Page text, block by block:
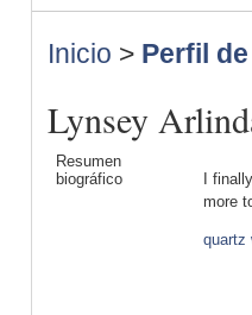
Inicio > Perfil
Lynsey
Resumen
biográfico
I
more
quartz